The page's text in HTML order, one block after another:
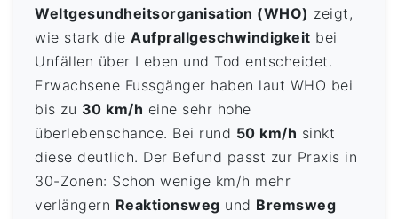
Weltgesundheitsorganisation (WHO) zeigt,
wie stark dieAufprallgeschwindigkeit bei
Unfällen über Leben und Tod entscheidet.
Erwachsene Fussgänger haben laut WHO bei
bis zu 30 km/h eine sehr hohe
überlebenschance. Bei rund 50 km/h sinkt
diese deutlich. Der Befund passt zur Praxis in
30-Zonen: Schon wenige km/h mehr
verlängern Reaktionsweg und Bremsweg